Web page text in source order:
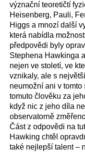
význační teoretičtí
Heisenberg, Pauli,
Higgs a mnozí další
která nabídla
předpovědi byly
Stephena Hawkinga
nejen ve století, ve
vznikaly, ale s
neumožní ani v
tomuto člověku za
když nic z jeho díla
observatorně
Část z odpovědi na
Hawking chtěl
také nejlepší talent –